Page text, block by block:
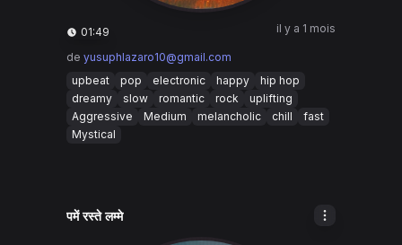
01:49 il y a 1 mois
de yusuphlazaro10@gmail.com
upbeat
pop electronic happy
hip hop
dreamy
slow romantic rock
uplifting
Aggressive
Medium melancholic chill
fast
Mystical
पमें रस्ते लम्मे